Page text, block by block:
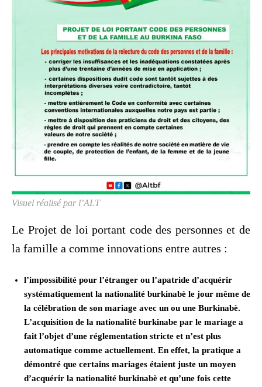
Visuel réalisé par l’ALT
Le Projet de loi portant code des personnes et de
la famille a comme innovations entre autres :
l’impossibilité pour l’étranger ou l’apatride d’acquérir
systématiquement la nationalité burkinabè le jour même de
la célébration de son mariage avec un ou une Burkinabè.
L’acquisition de la nationalité burkinabe par le mariage a
fait l’objet d’une réglementation stricte et n’est plus
automatique comme actuellement. En effet, la pratique a
démontré que certains mariages étaient juste un moyen
d’acquérir la nationalité burkinabè et qu’une fois cette